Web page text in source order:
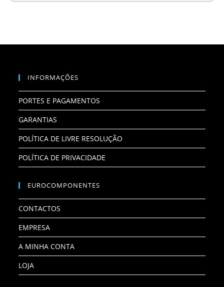
INFORMAÇÕES
PORTES E PAGAMENTOS
GARANTIAS
POLÍTICA DE LIVRE RESOLUÇÃO
POLÍTICA DE PRIVACIDADE
EUROCOMPONENTES
CONTACTOS
EMPRESA
A MINHA CONTA
LOJA